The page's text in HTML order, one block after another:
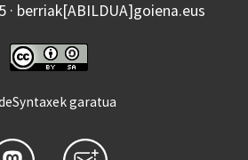
· berriak[ABILDUA]goiena.eus
garatua